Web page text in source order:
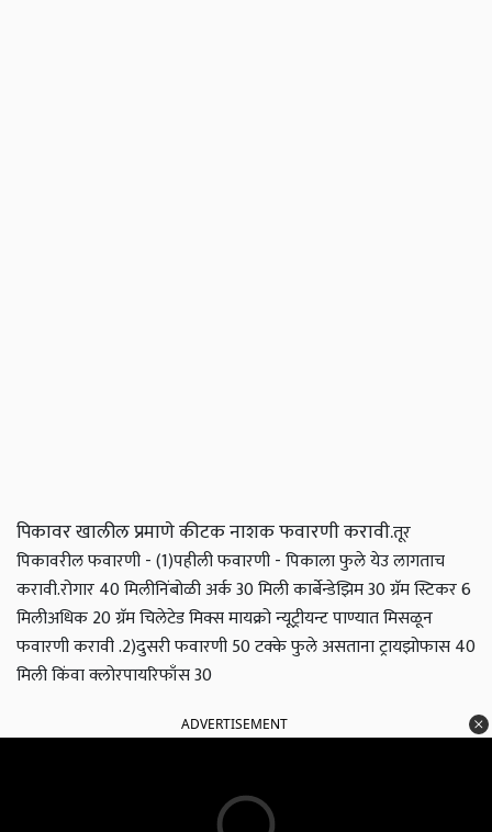
पिकावर खालील प्रमाणे कीटक नाशक फवारणी करावी.तूर
पिकावरील फवारणी - (1)पहीली फवारणी - पिकाला फुले येउ लागताच
करावी.रोगार 40 मिलीनिंबोळी अर्क 30 मिलीकार्बेन्डेझिम 30 ग्रॅमस्टिकर 6
मिलीअधिक 20 ग्रॅम चिलेटेड मिक्स मायक्रो न्यूट्रीयन्ट पाण्यात मिसळून
फवारणी करावी .2)दुसरी फवारणी50 टक्के फुले असतानाट्रायझोफास 40
मिली किंवा क्लोरपायरिफाँस 30
ADVERTISEMENT